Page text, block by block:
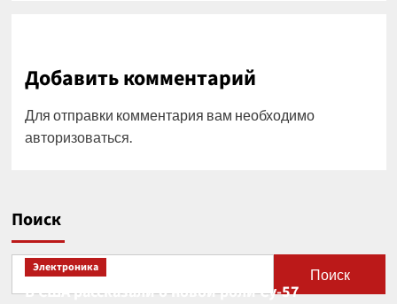
Добавить комментарий
Для отправки комментария вам необходимо
авторизоваться.
Поиск
Поиск
Электроника
В США рассказали о новой роли Су-57